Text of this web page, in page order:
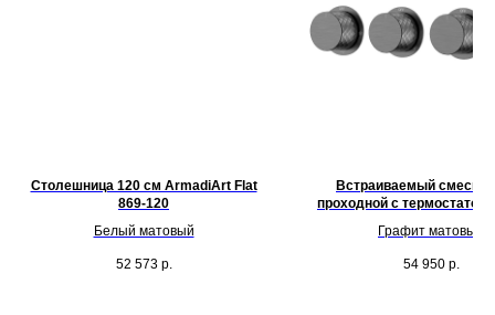
Столешница 120 см ArmadiArt Flat
869-120
Белый матовый
52 573 р.
Встраиваемый
проходной с термостатом
Графит матовый
54 950 р.